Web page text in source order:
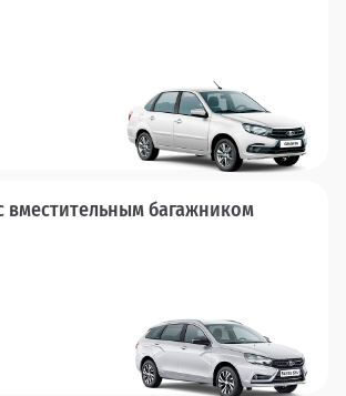
вместительным багажником